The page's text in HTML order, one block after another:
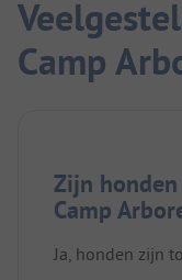
Camp
Zijn
Camp
Ja, honden zijn